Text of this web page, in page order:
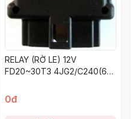
RELAY (RỜ LE) 12V
FD20~30T3 4JG2/C240(6
0đ